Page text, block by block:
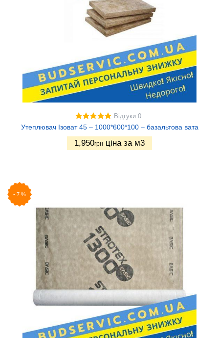
Відгуки 0
Утеплювач Ізоват 45 – 1000*600*100 – базальтова вата
1,950грн ціна за м3
- 7 %